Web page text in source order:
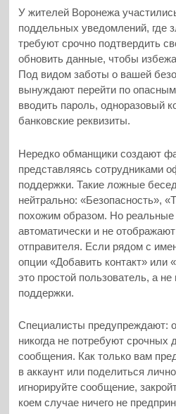
У жителей Воронежа
поддельных уведомлений, где
требуют срочно подтвердить
обновить данные, чтобы
Под видом заботы о вашей
вынуждают перейти по
вводить пароль, одноразовый
банковские реквизиты.
Нередко обманщики создают
представляясь сотрудниками
поддержки. Такие ложные
нейтрально: «Безопасность»,
похожим образом. Но
автоматически и не
отправителя. Если рядом с
опции «Добавить контакт» или
это простой пользователь, а
поддержки.
Специалисты предупреждают:
никогда не потребуют срочных
сообщения. Как только вам
в аккаунт или поделиться
игнорируйте сообщение,
коем случае ничего не